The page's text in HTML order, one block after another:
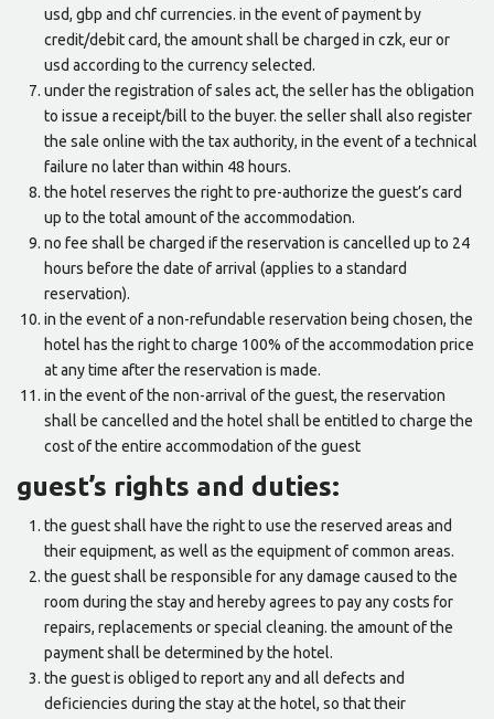
usd, gbp and chf currencies. in the event of payment by
credit/debit card, the amount shall be charged in czk, eur or
usd according to the currency selected.
under the registration of sales act, the seller has the obligation
to issue a receipt/bill to the buyer. the seller shall also register
the sale online with the tax authority, in the event of a technical
failure no later than within 48 hours.
the hotel reserves the right to pre-authorize the guest’s card
up to the total amount of the accommodation.
no fee shall be charged if the reservation is cancelled up to 24
hours before the date of arrival (applies to a standard
reservation).
in the event of a non-refundable reservation being chosen, the
hotel has the right to charge 100% of the accommodation price
at any time after the reservation is made.
in the event of the non-arrival of the guest, the reservation
shall be cancelled and the hotel shall be entitled to charge the
cost of the entire accommodation of the guest
guest’s rights and duties:
the guest shall have the right to use the reserved areas and
their equipment, as well as the equipment of common areas.
the guest shall be responsible for any damage caused to the
room during the stay and hereby agrees to pay any costs for
repairs, replacements or special cleaning. the amount of the
payment shall be determined by the hotel.
the guest is obliged to report any and all defects and
deficiencies during the stay at the hotel, so that their